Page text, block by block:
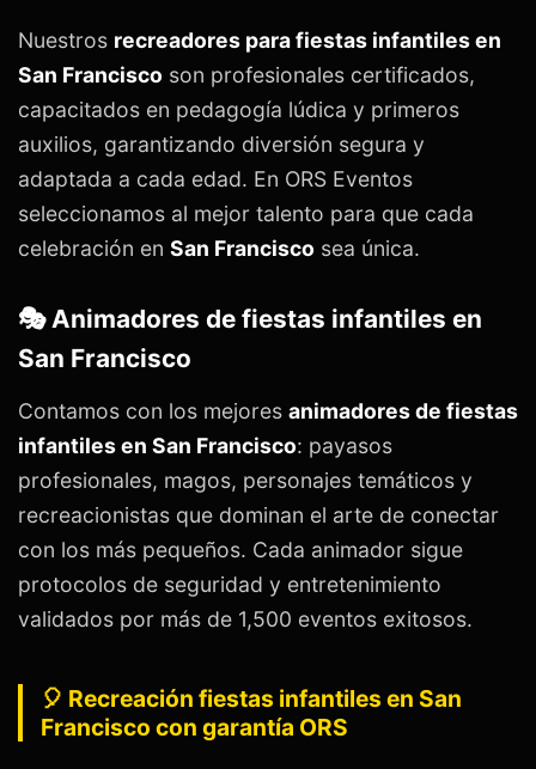
Nuestros recreadores para fiestas infantiles en
San Francisco son profesionales certificados,
capacitados en pedagogía lúdica y primeros
auxilios, garantizando diversión segura y
adaptada a cada edad. En ORS Eventos
seleccionamos al mejor talento para que cada
celebración en San Francisco sea única.
🎭 Animadores de fiestas infantiles en
San Francisco
Contamos con los mejores animadores de fiestas
infantiles en San Francisco: payasos
profesionales, magos, personajes temáticos y
recreacionistas que dominan el arte de conectar
con los más pequeños. Cada animador sigue
protocolos de seguridad y entretenimiento
validados por más de 1,500 eventos exitosos.
🎈 Recreación fiestas infantiles en San
Francisco con garantía ORS